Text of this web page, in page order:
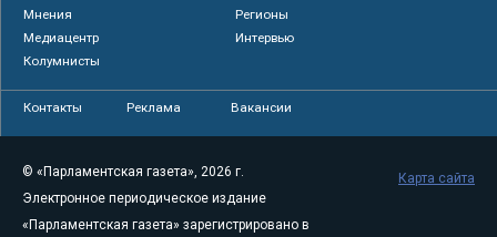
Мнения
Регионы
Медиацентр
Интервью
Колумнисты
Контакты Реклама Вакансии
© «Парламентская газета», 2026 г.
Электронное периодическое издание
«Парламентская газета» зарегистрировано в
Карта сайта